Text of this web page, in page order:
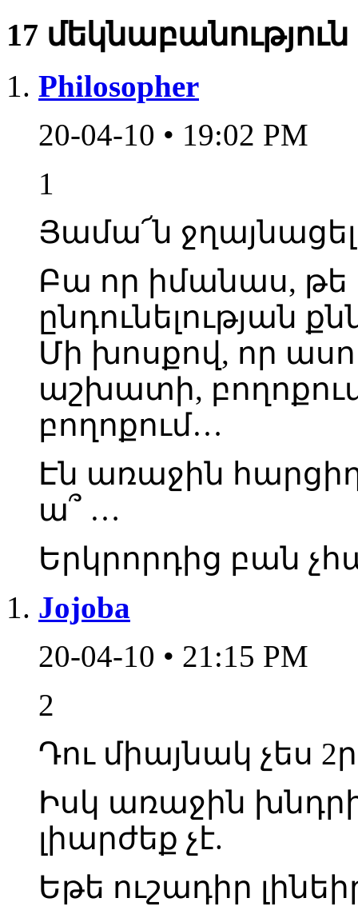
17 մեկնաբանություն
Philosopher
20-04-10 • 19:02 PM
1
Յամա՜ն
Բա որ իմանաս, թե
ընդունելության
Մի խոսքով, որ
աշխատի, բողոքում
բողոքում…
Էն առաջին
ա՞ …
Երկրորդից բան
Jojoba
20-04-10 • 21:15 PM
2
Դու միայնակ չես
Իսկ առաջին
լիարժեք չէ.
Եթե ուշադիր